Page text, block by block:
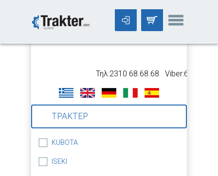
Τηλ:2310 68.68.68 Viber:699
ΤΡΑΚΤΕΡ
KUBOTA
ISEKI